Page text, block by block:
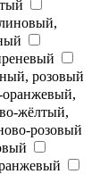
розовый
оранжевый,
жёлтый,
розовый